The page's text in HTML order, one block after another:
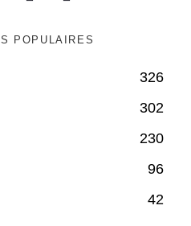
POPULAIRES
326
302
230
96
42